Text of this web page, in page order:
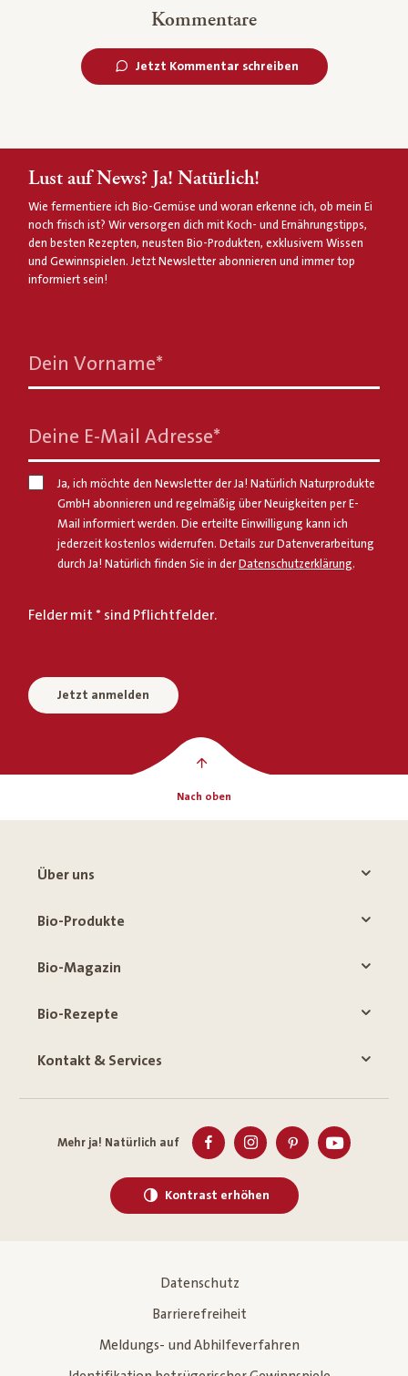
Kommentare
Jetzt Kommentar schreiben
Lust auf News? Ja! Natürlich!
Wie fermentiere ich Bio-Gemüse und woran erkenne ich, ob mein Ei
noch frisch ist? Wir versorgen dich mit Koch- und Ernährungstipps,
den besten Rezepten, neusten Bio-Produkten, exklusivem Wissen
und Gewinnspielen. Jetzt Newsletter abonnieren und immer top
informiert sein!
Dein Vorname*
Deine E-Mail Adresse*
Ja, ich möchte den Newsletter der Ja! Natürlich Naturprodukte
GmbH abonnieren und regelmäßig über Neuigkeiten per E-
Mail informiert werden. Die erteilte Einwilligung kann ich
jederzeit kostenlos widerrufen. Details zur Datenverarbeitung
durch Ja! Natürlich finden Sie in der Datenschutzerklärung.
Felder mit * sind Pflichtfelder.
Jetzt anmelden
Nach oben
Über uns
Bio-Produkte
Bio-Magazin
Bio-Rezepte
Kontakt & Services
Mehr ja! Natürlich auf
Kontrast erhöhen
Datenschutz
Barrierefreiheit
Meldungs- und Abhilfeverfahren